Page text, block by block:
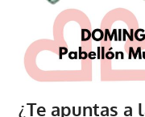
¿Te apuntas a